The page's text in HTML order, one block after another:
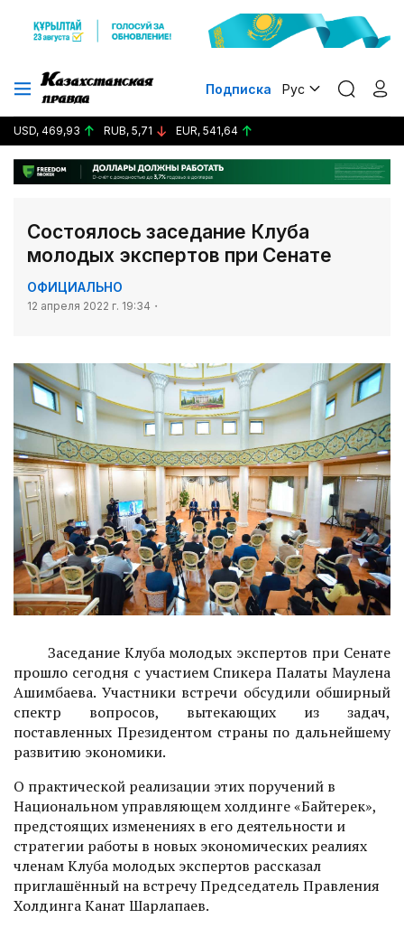
Подписка Рус
USD, 469,93 RUB, 5,71 EUR, 541,64
Состоялось заседание Клуба
молодых экспертов при Сенате
ОФИЦИАЛЬНО
12 апреля 2022 г. 19:34
Заседание Клуба молодых экспертов при Сенате
прошло сегодня с участием Спикера Палаты Маулена
Ашимбаева. Участники встречи обсудили обширный
спектр вопросов, вытекающих из задач,
поставленных Президентом страны по дальнейшему
развитию экономики.
О практической реализации этих поручений в
Национальном управляющем холдинге «Байтерек»,
предстоящих изменениях в его деятельности и
стратегии работы в новых экономических реалиях
членам Клуба молодых экспертов рассказал
приглашённый на встречу Председатель Правления
Холдинга Канат Шарлапаев.